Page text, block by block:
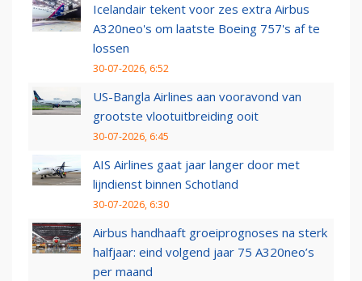
Icelandair tekent voor zes extra Airbus
A320neo's om laatste Boeing 757's af te
lossen
30-07-2026, 6:52
US-Bangla Airlines aan vooravond van
grootste vlootuitbreiding ooit
30-07-2026, 6:45
AIS Airlines gaat jaar langer door met
lijndienst binnen Schotland
30-07-2026, 6:30
Airbus handhaaft groeiprognoses na sterk
halfjaar: eind volgend jaar 75 A320neo’s
per maand